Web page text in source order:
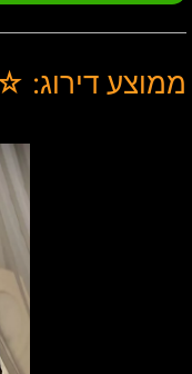
ממוצע